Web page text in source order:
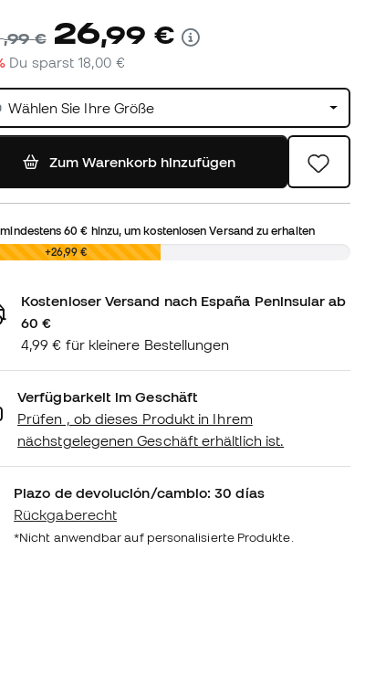
,99 € 26,99 €
Du sparst18,00 €
Wählen Sie Ihre Größe
Zum Warenkorb hinzufügen
mindestens60 € hinzu, um kostenlosen Versand zu erhalten
+26,99 €
Kostenloser Versand nach España Peninsular ab
60 €
4,99 € für kleinere Bestellungen
Verfügbarkeit im Geschäft
Prüfen , ob dieses Produkt in Ihrem
nächstgelegenen Geschäft erhältlich ist.
Plazo de devolución/cambio: 30 días
Rückgaberecht
*Nicht anwendbar auf personalisierte Produkte.